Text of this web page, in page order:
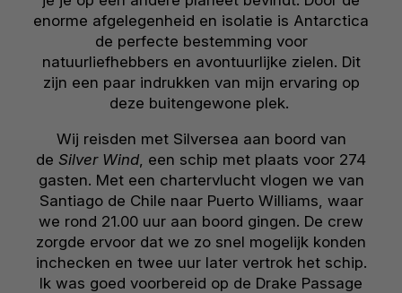
enorme afgelegenheid en isolatie is Antarctica
de perfecte bestemming voor
natuurliefhebbers en avontuurlijke zielen. Dit
zijn een paar indrukken van mijn ervaring op
deze buitengewone plek.
Wij reisden met Silversea aan boord van
de Silver Wind, een schip met plaats voor 274
gasten. Met een chartervlucht vlogen we van
Santiago de Chile naar Puerto Williams, waar
we rond 21.00 uur aan boord gingen. De crew
zorgde ervoor dat we zo snel mogelijk konden
inchecken en twee uur later vertrok het schip.
Ik was goed voorbereid op de Drake Passage